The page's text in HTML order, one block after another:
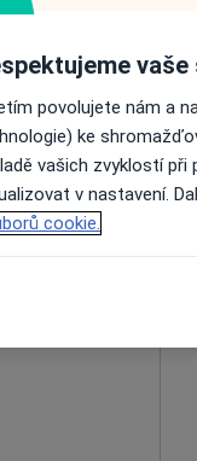
Levová
povolujete nám a
ke
vašich zvyklostí
v nastavení.
cookie.